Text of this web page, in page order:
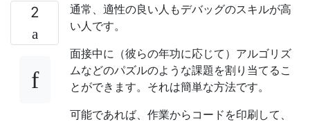
2
通常、適性の良い人もデバッグのスキルが高
い人です。
面接中に（彼らの年功に応じて）アルゴリズ
ムなどのパズルのような課題を割り当てるこ
とができます。それは簡単な方法です。
可能であれば、作業からコードを印刷して、